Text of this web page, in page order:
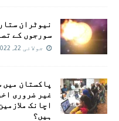
نیوٹران
سورجوں کے
جولائی 22, 2022
پاکستان میں
غیر ضروری
اچانک
ہیں؟